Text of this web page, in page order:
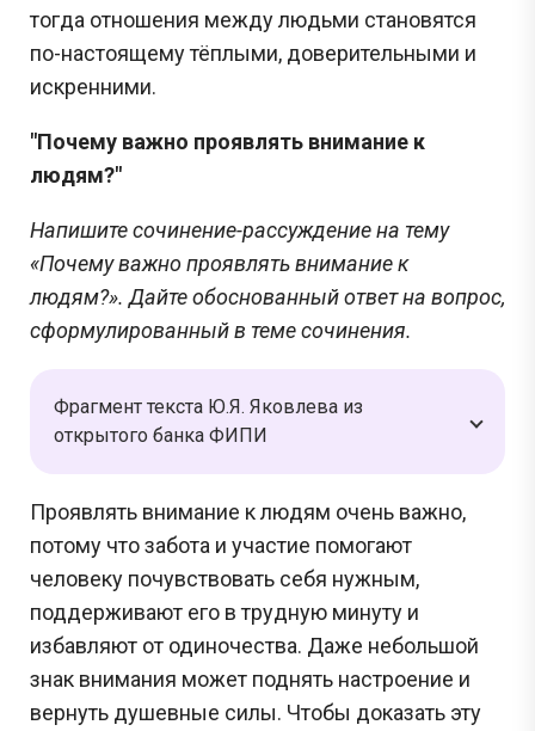
тогда отношения между людьми становятся
по-настоящему тёплыми, доверительными и
искренними.
"Почему важно проявлять внимание к
людям?"
Напишите сочинение-рассуждение на тему
«Почему важно проявлять внимание к
людям?». Дайте обоснованный ответ на вопрос,
сформулированный в теме сочинения.
Фрагмент текста Ю.Я. Яковлева из
открытого банка ФИПИ
Проявлять внимание к людям очень важно,
потому что забота и участие помогают
человеку почувствовать себя нужным,
поддерживают его в трудную минуту и
избавляют от одиночества. Даже небольшой
знак внимания может поднять настроение и
вернуть душевные силы. Чтобы доказать эту